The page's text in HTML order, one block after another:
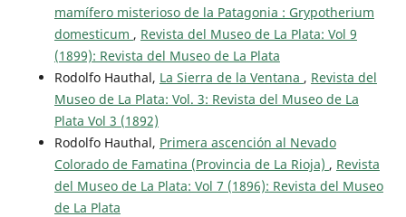
mamífero misterioso de la Patagonia : Grypotherium
domesticum , Revista del Museo de La Plata: Vol 9
(1899): Revista del Museo de La Plata
Rodolfo Hauthal, La Sierra de la Ventana , Revista del
Museo de La Plata: Vol. 3: Revista del Museo de La
Plata Vol 3 (1892)
Rodolfo Hauthal, Primera ascención al Nevado
Colorado de Famatina (Provincia de La Rioja) , Revista
del Museo de La Plata: Vol 7 (1896): Revista del Museo
de La Plata